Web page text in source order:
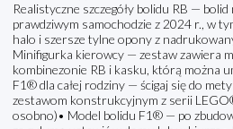
Realistyczne szczegóły bolidu RB —
prawdziwym samochodzie z 2024 r., w
halo i szersze tylne opony z
Minifigurka kierowcy — zestaw zawiera
kombinezonie RB i kasku, którą można
F1® dla całej rodziny — ścigaj się do
zestawom konstrukcyjnym z serii
osobno)• Model bolidu F1® — po